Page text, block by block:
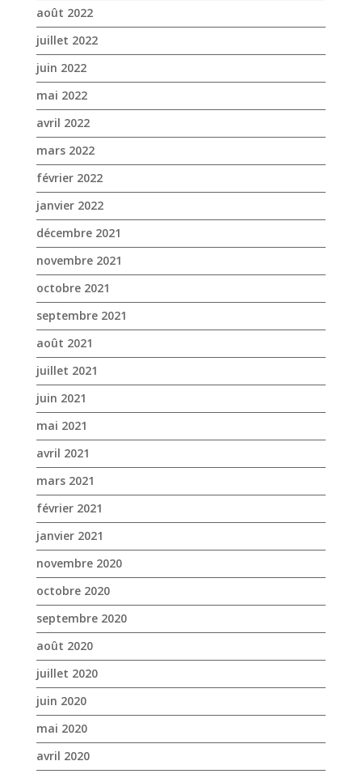
mars 2022
février 2022
janvier 2022
décembre 2021
novembre 2021
octobre 2021
septembre 2021
août 2021
juillet 2021
juin 2021
mai 2021
avril 2021
mars 2021
février 2021
janvier 2021
novembre 2020
octobre 2020
septembre 2020
août 2020
juillet 2020
juin 2020
mai 2020
avril 2020
mars 2020
janvier 2020
décembre 2019
novembre 2019
octobre 2019